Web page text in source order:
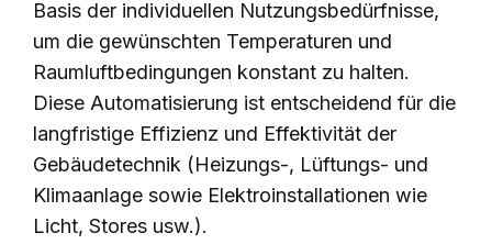
Basis der individuellen Nutzungsbedürfnisse,
um die gewünschten Temperaturen und
Raumluftbedingungen konstant zu halten.
Diese Automatisierung ist entscheidend für die
langfristige Effizienz und Effektivität der
Gebäudetechnik (Heizungs-, Lüftungs- und
Klimaanlage sowie Elektroinstallationen wie
Licht, Stores usw.).